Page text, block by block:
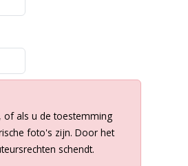
of als u de toestemming
foto's zijn. Door het
schendt.